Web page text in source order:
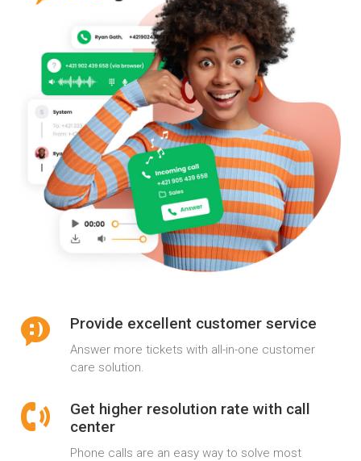
Provide excellent customer service
Answer more tickets with all-in-one customer
care solution.
Get higher resolution rate with call
center
Phone calls are an easy way to solve most